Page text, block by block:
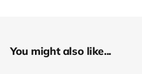
You might also like...